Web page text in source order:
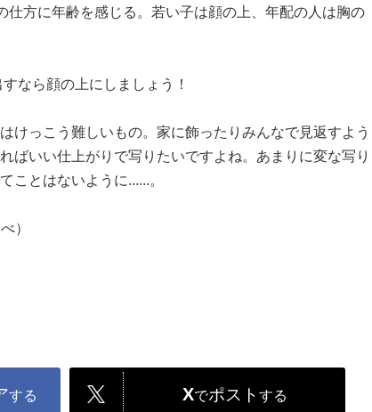
仕方に年齢を感じる。若い子は顔の上、年配の人は胸の
なら顔の上にしましょう！
けっこう難しいもの。家に飾ったりみんなで見返すよう
ばいい仕上がりで写りたいですよね。あまりに変な写り
ことはないように......。
）
する Xでポスト する